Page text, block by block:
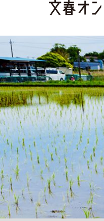
「
終戦